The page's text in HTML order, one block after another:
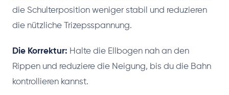
die Schulterposition weniger stabil und reduzieren
die nützliche Trizepsspannung.
Die Korrektur: Halte die Ellbogen nah an den
Rippen und reduziere die Neigung, bis du die Bahn
kontrollieren kannst.